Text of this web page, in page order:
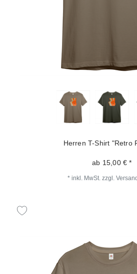
Herren T-Shirt "Retro
ab 15,00 € *
* inkl. MwSt. zzgl.